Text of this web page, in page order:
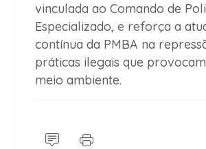
vinculada ao Comando de
Especializado, e reforça a
contínua da PMBA na
práticas ilegais que
meio ambiente.